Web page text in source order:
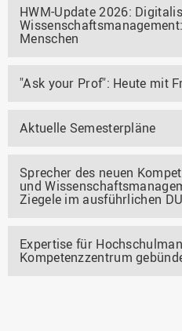
HWM-Update 2026:
Menschen
"Ask your Prof": Heute mit
Aktuelle Semesterpläne
Sprecher des neuen
und
Ziegele im ausführlichen
Expertise für
Kompetenzzentrum